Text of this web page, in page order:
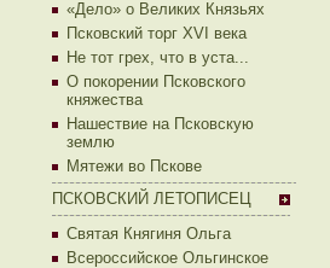
«Дело» о Великих Князьях
Псковский торг XVI века
Не тот грех, что в уста...
О покорении Псковского
княжества
Нашествие на Псковскую
землю
Мятежи во Пскове
ПСКОВСКИЙ ЛЕТОПИСЕЦ
Святая Княгиня Ольга
Всероссийское Ольгинское